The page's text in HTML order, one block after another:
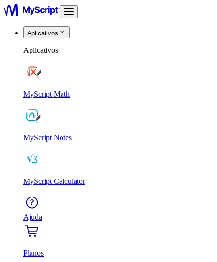
Aplicativos
Aplicativos
MyScript Math
MyScript Notes
MyScript Calculator
Ajuda
Planos